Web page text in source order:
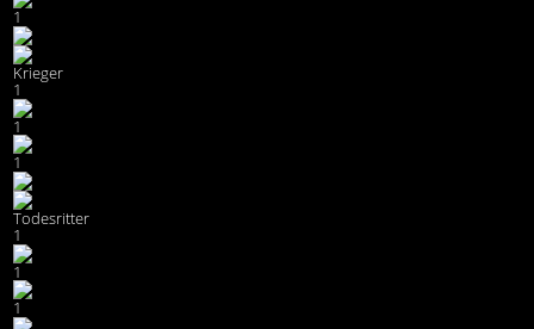
1
Krieger
1
1
1
Todesritter
1
1
1